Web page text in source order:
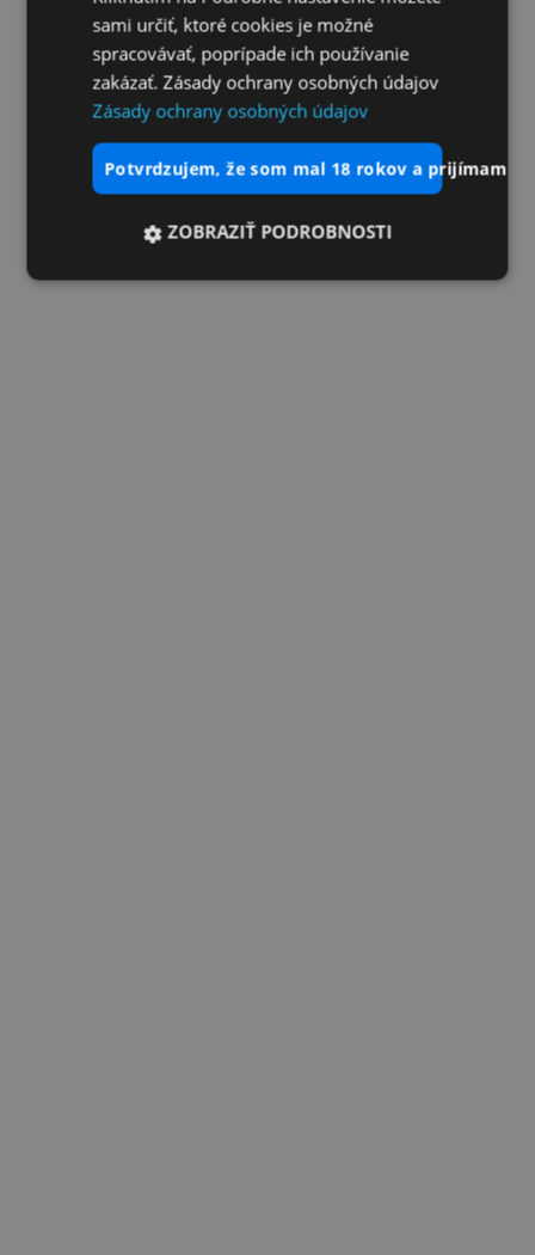
sami určiť, ktoré cookies je možné
spracovávať, poprípade ich používanie
zakázať. Zásady ochrany osobných údajov
Zásady ochrany osobných údajov
potvrdzujem, že som mal 18 rokov a prijímam
ZOBRAZIŤ PODROBNOSTI